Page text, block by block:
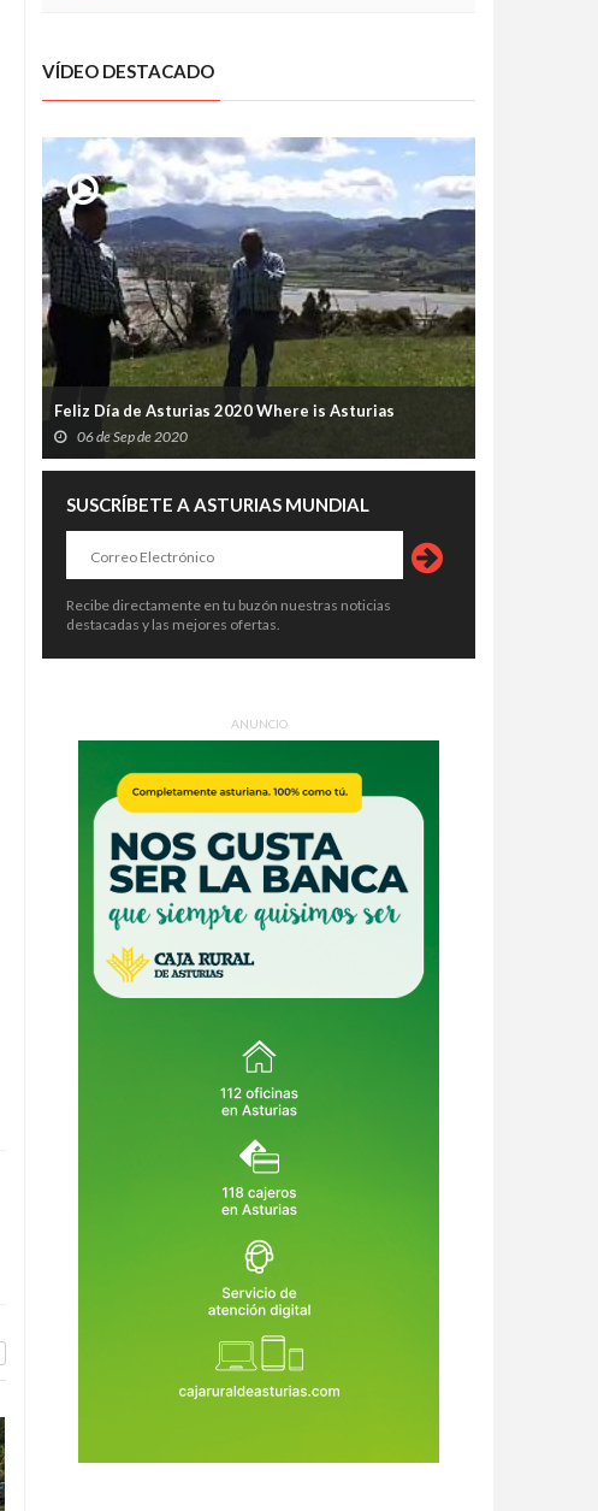
VÍDEO DESTACADO
Feliz Día de Asturias 2020 Where is Asturias
06 de Sep de 2020
SUSCRÍBETE A ASTURIAS MUNDIAL
Recibe directamente en tu buzón nuestras noticias
destacadas y las mejores ofertas.
ANUNCIO